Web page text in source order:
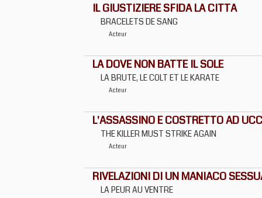
IL GIUSTIZIERE SFIDA LA CITTA
BRACELETS DE SANG
Acteur
LA DOVE NON BATTE IL SOLE
LA BRUTE, LE COLT ET LE KARATE
Acteur
L'ASSASSINO E COSTRETTO AD
THE KILLER MUST STRIKE AGAIN
Acteur
RIVELAZIONI DI UN MANIACO
LA PEUR AU VENTRE